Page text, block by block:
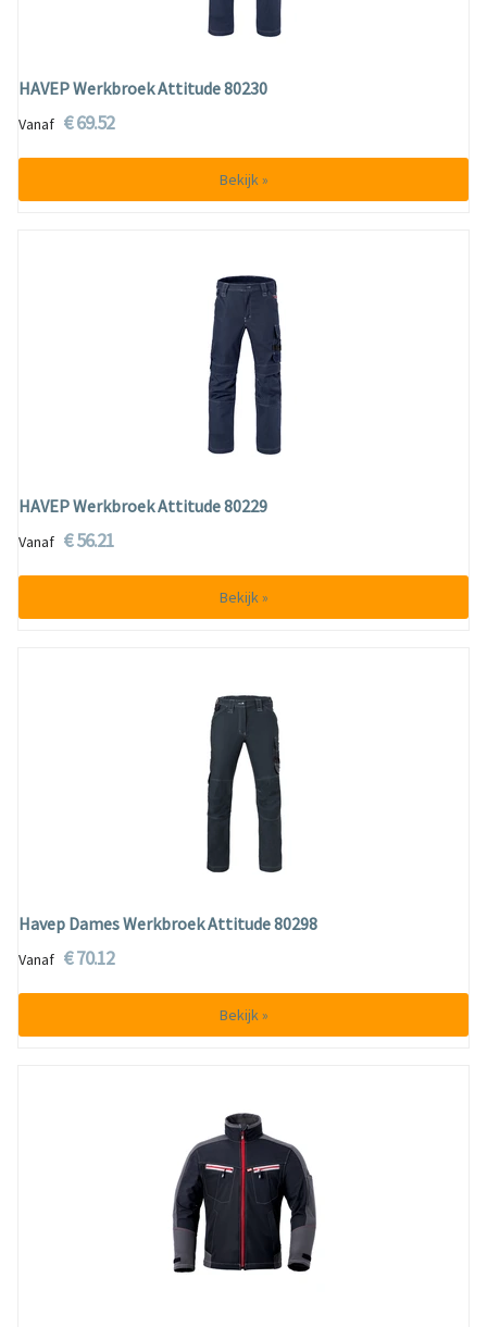
HAVEP Werkbroek Attitude 80230
Vanaf € 69.52
Bekijk »
HAVEP Werkbroek Attitude 80229
Vanaf € 56.21
Bekijk »
Havep Dames Werkbroek Attitude 80298
Vanaf € 70.12
Bekijk »